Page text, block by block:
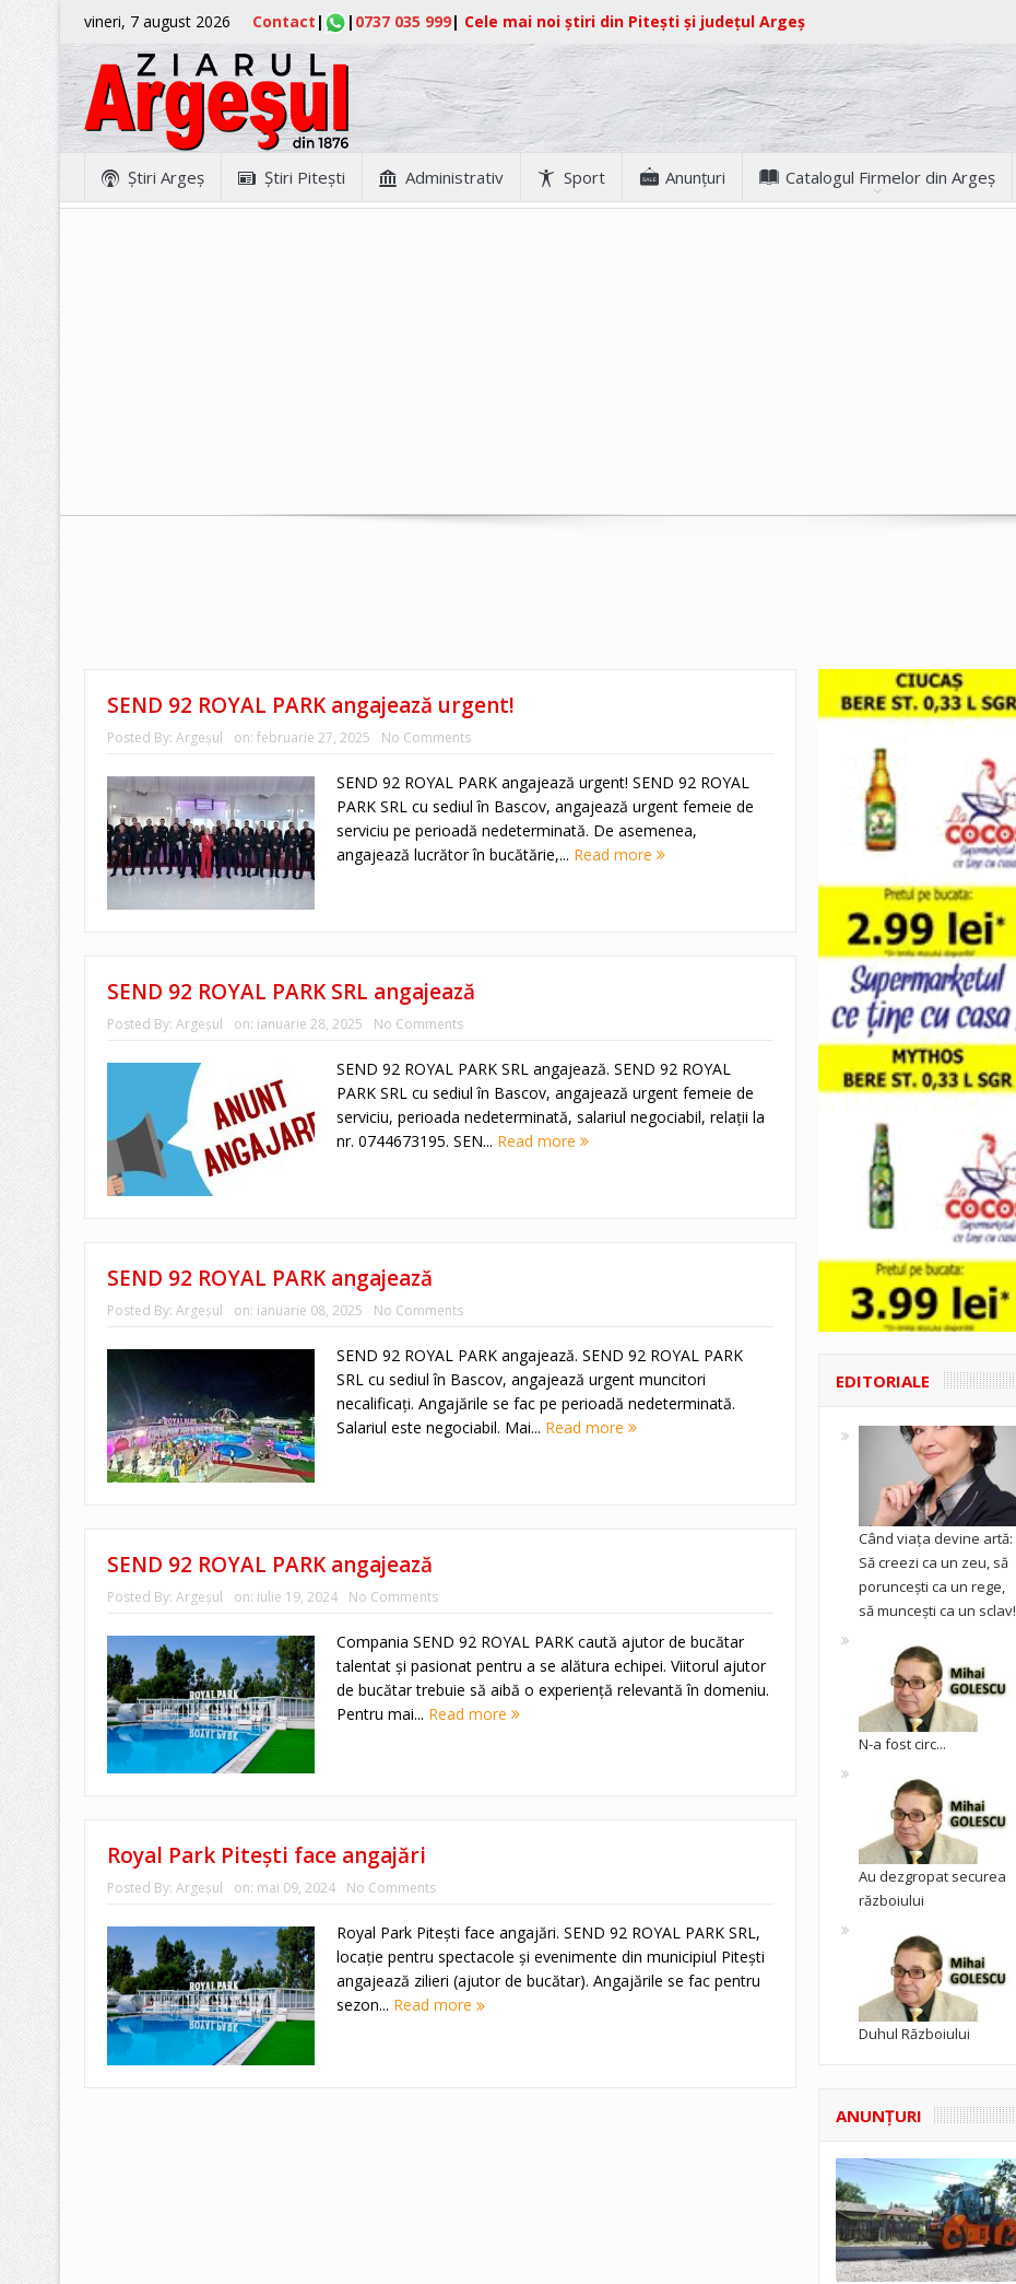
vineri, 7 august 2026 Contact | | 0737 035 999| Cele mai noi știri din Pitești și județul Argeș
Ştiri Argeş Ştiri Piteşti Administrativ Sport Anunţuri Catalogul Firmelor din Argeș
SEND 92 ROYAL PARK angajează urgent!
Posted By: Argeşul on: februarie 27, 2025 No Comments
SEND 92 ROYAL PARK angajează urgent! SEND 92 ROYAL
PARK SRL cu sediul în Bascov, angajează urgent femeie de
serviciu pe perioadă nedeterminată. De asemenea,
angajează lucrător în bucătărie,... Read more
SEND 92 ROYAL PARK SRL angajează
Posted By: Argeşul on: ianuarie 28, 2025 No Comments
SEND 92 ROYAL PARK SRL angajează. SEND 92 ROYAL
PARK SRL cu sediul în Bascov, angajează urgent femeie de
serviciu, perioada nedeterminată, salariul negociabil, relații la
nr. 0744673195. SEN... Read more
SEND 92 ROYAL PARK angajează
Posted By: Argeşul on: ianuarie 08, 2025 No Comments
SEND 92 ROYAL PARK angajează. SEND 92 ROYAL PARK
SRL cu sediul în Bascov, angajează urgent muncitori
necalificați. Angajările se fac pe perioadă nedeterminată.
Salariul este negociabil. Mai... Read more
SEND 92 ROYAL PARK angajează
Posted By: Argeşul on: iulie 19, 2024 No Comments
Compania SEND 92 ROYAL PARK caută ajutor de bucătar
talentat și pasionat pentru a se alătura echipei. Viitorul ajutor
de bucătar trebuie să aibă o experiență relevantă în domeniu.
Pentru mai... Read more
Royal Park Pitești face angajări
Posted By: Argeşul on: mai 09, 2024 No Comments
Royal Park Pitești face angajări. SEND 92 ROYAL PARK SRL,
locație pentru spectacole și evenimente din municipiul Pitești
angajează zilieri (ajutor de bucătar). Angajările se fac pentru
sezon... Read more
EDITORIALE
Când viața devine artă:
Să creezi ca un zeu, să
poruncești ca un rege,
să muncești ca un sclav!
N-a fost circ...
Au dezgropat securea
războiului
Duhul Războiului
ANUNŢURI